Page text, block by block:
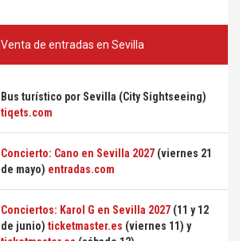
Venta de entradas en Sevilla
Bus turístico por Sevilla (City Sightseeing)
tiqets.com
Concierto: Cano en Sevilla 2027 (viernes 21
de mayo) entradas.com
Conciertos: Karol G en Sevilla 2027 (11 y 12
de junio) ticketmaster.es (viernes 11) y